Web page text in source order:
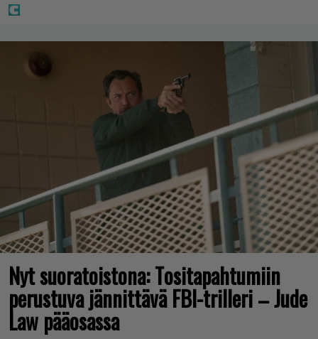
Nyt suoratoistona: Tositapahtumiin
perustuva jännittävä FBI-trilleri – Jude
Law pääosassa